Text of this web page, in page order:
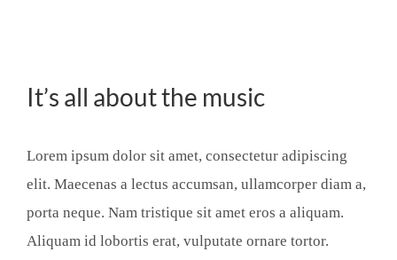
It’s all about the music
Lorem ipsum dolor sit amet, consectetur adipiscing
elit. Maecenas a lectus accumsan, ullamcorper diam a,
porta neque. Nam tristique sit amet eros a aliquam.
Aliquam id lobortis erat, vulputate ornare tortor.